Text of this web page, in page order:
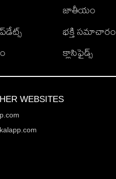
జాతీయం
భక్తి సమాచారం
క్లాసిఫైడ్స్
WEBSITES